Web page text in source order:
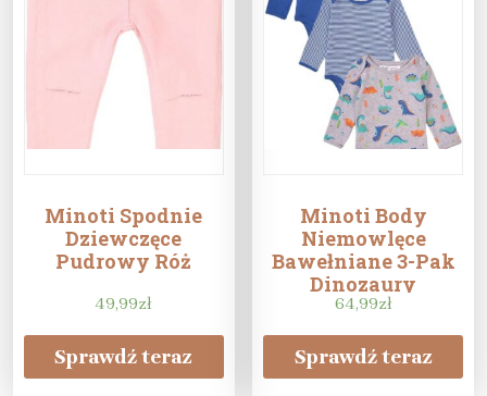
Minoti Spodnie
Dziewczęce
Pudrowy Róż
49,99zł
Sprawdź teraz
Minoti Body
Niemowlęce
Bawełniane 3-Pak
Dinozaury
64,99zł
Sprawdź teraz